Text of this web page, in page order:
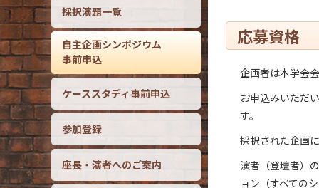
採択演題一覧
自主企画シンポジウム
事前申込
ケーススタディ事前申込
参加登録
座長・演者へのご案内
応募資格
企画者は本学会
お申込みいただ
す。
採択された企画
演者（登壇者）
ョン（すべての